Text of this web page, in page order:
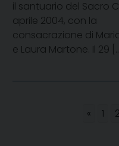
il santuario del Sacro
aprile 2004, con la
consacrazione di
e Laura Martone. Il 29
« 1 2